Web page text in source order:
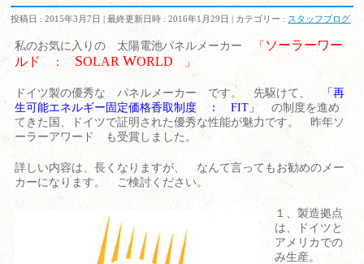
投稿日 : 2015年3月7日 最終更新日時 : 2016年1月29日 カテゴリー : スタッフブログ
私のお気に入りの 太陽電池パネルメーカー 「 ソーラーワー
ルド
： SOLARWORLD 」
ドイツ製の優秀な パネルメーカー です。 先駆けて、
「再
生可能エネルギー固定価格香取制度 ： FIT」 の制度を進め
てきた国、ドイツで証明された優秀な性能が魅力です。 昨年ソ
ーラーアワード も受賞しました。
詳しい内容は、長くなりますが、 なんて言ってもお勧めのメー
カーになります。 ご検討ください。
１、製造拠点
は、ドイツと
アメリカでの
み生産。